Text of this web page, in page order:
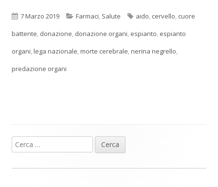
Pubblicato
7 Marzo 2019 Categorie
Farmaci, Salute Tag
aido, cervello, cuore
battente, donazione, donazione organi, espianto, espianto
organi,lega nazionale,morte cerebrale,nerina negrello,
predazione organi
Barra
laterale
Ricerca
per: